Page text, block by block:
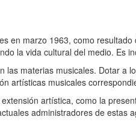
en marzo 1963, como
la vida cultural del medio. Es
las materias musicales. Dotar a
artísticas musicales
artística, como la
administradores de